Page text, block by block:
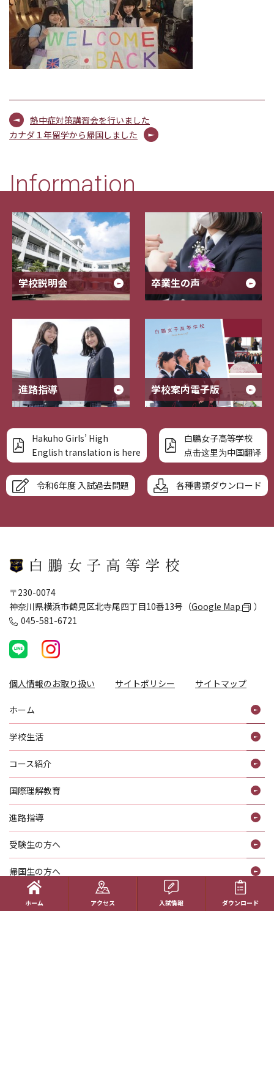
熱中症対策講習会を行いました
カナダ１年留学から帰国しました
Information
学校説明会 卒業生の声
進路指導 学校案内電子版
Hakuho Girls’ High
English translation is here
白鵬女子高等学校
点击这里为中国翻译
令和6年度 入試過去問題 各種書類ダウンロード
〒230-0074
神奈川県横浜市鶴見区北寺尾四丁目10番13号（Google Map
）
045-581-6721
個人情報のお取り扱い サイトポリシー サイトマップ
ホーム
学校生活
コース紹介
国際理解教育
進路指導
受験生の方へ
帰国生の方へ
学校概要
ホーム アクセス 入試情報 ダウンロード